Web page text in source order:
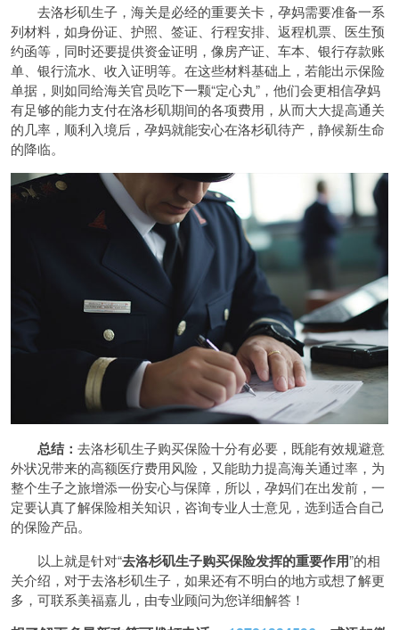
去洛杉矶生子，海关是必经的重要关卡，孕妈需要准备一系
列材料，如身份证、护照、签证、行程安排、返程机票、医生预
约函等，同时还要提供资金证明，像房产证、车本、银行存款账
单、银行流水、收入证明等。在这些材料基础上，若能出示保险
单据，则如同给海关官员吃下一颗“定心丸”，他们会更相信孕妈
有足够的能力支付在洛杉矶期间的各项费用，从而大大提高通关
的几率，顺利入境后，孕妈就能安心在洛杉矶待产，静候新生命
的降临。
总结： 去洛杉矶生子购买保险十分有必要，既能有效规避意
外状况带来的高额医疗费用风险，又能助力提高海关通过率，为
整个生子之旅增添一份安心与保障，所以，孕妈们在出发前，一
定要认真了解保险相关知识，咨询专业人士意见，选到适合自己
的保险产品。
以上就是针对“去洛杉矶生子购买保险发挥的重要作用”的相
关介绍，对于去洛杉矶生子，如果还有不明白的地方或想了解更
多，可联系美福嘉儿，由专业顾问为您详细解答！